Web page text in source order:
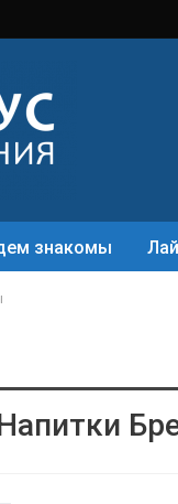
знакомы